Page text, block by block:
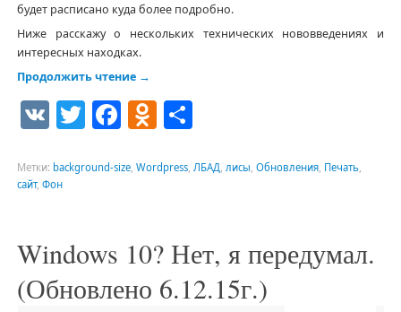
будет расписано куда более подробно.
Ниже расскажу о нескольких технических нововведениях и
интересных находках.
Продолжить чтение →
VKTwitter
Facebook
Odnoklassniki
Отправить
Метки: background-size, Wordpress, ЛБАД, лисы, Обновления, Печать,
сайт, Фон
Windows 10? Нет, я передумал.
(Обновлено 6.12.15г.)